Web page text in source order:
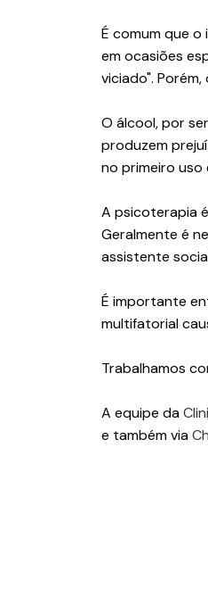
É comum que
em ocasiões
viciado".
O álcool, por
produzem
no primeiro uso
A psicoterapia
Geralmente é
assistente
É importante
multifatorial
Trabalhamos
A equipe da
e também via